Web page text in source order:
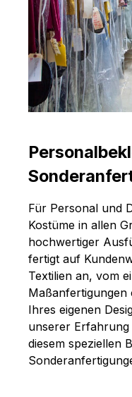
Für Personal und
Kostüme in allen
hochwertiger
fertigt auf
Textilien an, vom
Maßanfertigungen
Ihres eigenen
unserer
diesem speziellen